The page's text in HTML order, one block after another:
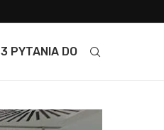
3 PYTANIA DO